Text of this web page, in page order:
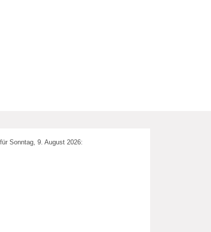
Sonntag, 9. August 2026: